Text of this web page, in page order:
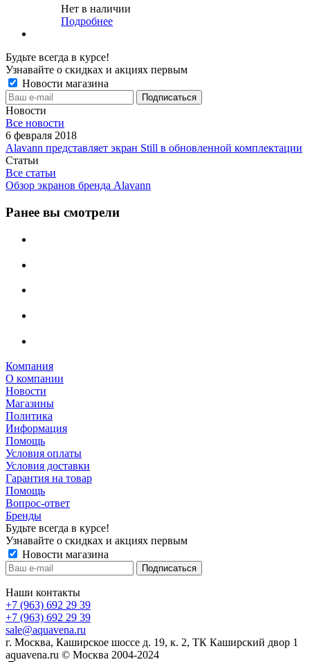
Нет в наличии
Подробнее
Будьте всегда в курсе!
Узнавайте о скидках и акциях первым
Новости магазина
Новости
Все новости
6 февраля 2018
Alavann представляет экран Still в обновленной комплектации
Статьи
Все статьи
Обзор экранов бренда Alavann
Ранее вы смотрели
Компания
О компании
Новости
Магазины
Политика
Информация
Помощь
Условия оплаты
Условия доставки
Гарантия на товар
Помощь
Вопрос-ответ
Бренды
Будьте всегда в курсе!
Узнавайте о скидках и акциях первым
Новости магазина
Наши контакты
+7 (963) 692 29 39
+7 (963) 692 29 39
sale@aquavena.ru
г. Москва, Каширское шоссе д. 19, к. 2, ТК Каширский двор 1
aquavena.ru © Москва 2004-2024